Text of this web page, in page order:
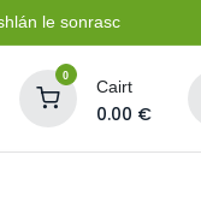
le sonrasc
0
Cairt
0.00 €